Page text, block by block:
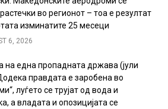
во регионот – тоа е резултат
изминатите 25 месеци
6, 2026
на една пропадната држава (јули
правдата е заробена во
луѓето се трујат од вода и
а владата и опозицијата се